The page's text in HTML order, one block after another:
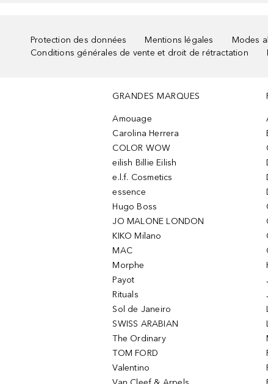
Protection des données Mentions légales
Modes
Conditions générales de vente et droit de rétractation
GRANDES MARQUES
Amouage
Carolina Herrera
COLOR WOW
eilish Billie Eilish
e.l.f. Cosmetics
essence
Hugo Boss
JO MALONE LONDON
KIKO Milano
MAC
Morphe
Payot
Rituals
Sol de Janeiro
SWISS ARABIAN
The Ordinary
TOM FORD
Valentino